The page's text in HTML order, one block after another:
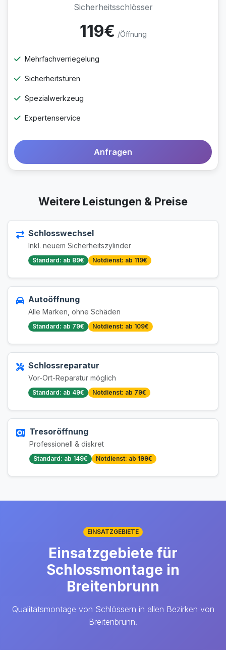
Sicherheitsschlösser
119€ /Öffnung
Mehrfachverriegelung
Sicherheitstüren
Spezialwerkzeug
Expertenservice
Anfragen
Weitere Leistungen & Preise
Schlosswechsel
Inkl. neuem Sicherheitszylinder
Standard: ab 89€ Notdienst: ab 119€
Autoöffnung
Alle Marken, ohne Schäden
Standard: ab 79€ Notdienst: ab 109€
Schlossreparatur
Vor-Ort-Reparatur möglich
Standard: ab 49€ Notdienst: ab 79€
Tresoröffnung
Professionell & diskret
Standard: ab 149€ Notdienst: ab 199€
EINSATZGEBIETE
Einsatzgebiete für
Schlossmontage in
Breitenbrunn
Qualitätsmontage von Schlössern in allen Bezirken von
Breitenbrunn.